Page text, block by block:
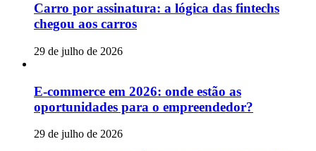
Carro por assinatura: a lógica das fintechs
chegou aos carros
29 de julho de 2026
E-commerce em 2026: onde estão as
oportunidades para o empreendedor?
29 de julho de 2026